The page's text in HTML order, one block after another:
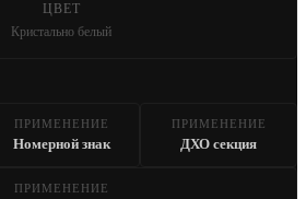
ЦВЕТ
Кристально белый
ПРИМЕНЕНИЕ
Номерной знак
ПРИМЕНЕНИЕ
ДХО секция
ПРИМЕНЕНИЕ